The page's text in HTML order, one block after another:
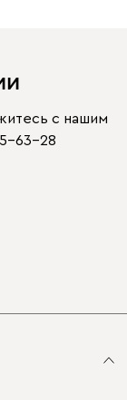
с нашим
63-28